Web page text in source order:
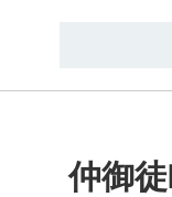
仲御